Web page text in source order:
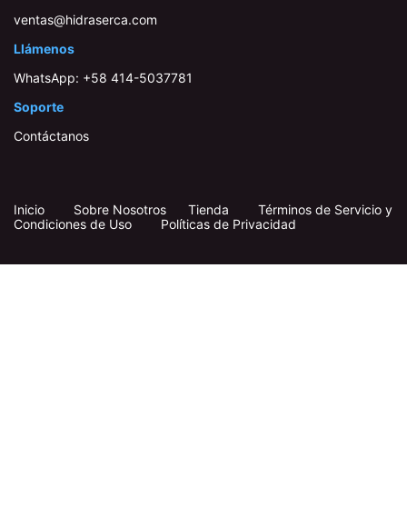
ventas@hidraserca.com
Llámenos
WhatsApp: +58 414-503778​1
Soporte
Contáctanos
Inicio Sobre Nosotros Tienda
Términos de Servicio y
Condiciones de Uso
Políticas de Privacidad